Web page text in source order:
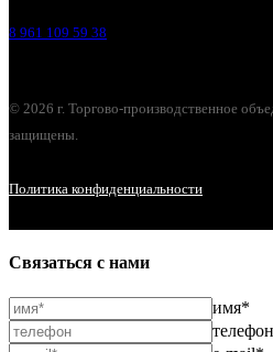
8 961 109 59 38
© 2026 г. Торгово-производственное
защищены.
Политика конфиденциальности
Связаться с нами
имя*
телефон